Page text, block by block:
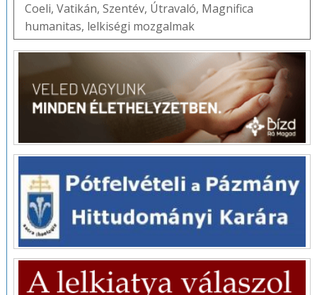
Coeli, Vatikán, Szentév, Útravaló, Magnifica
humanitas, lelkiségi mozgalmak